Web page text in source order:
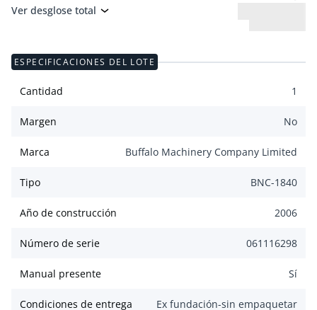
Ver desglose total
ESPECIFICACIONES DEL LOTE
Cantidad 1
Margen No
Marca Buffalo Machinery Company Limited
Tipo BNC-1840
Año de construcción 2006
Número de serie 061116298
Manual presente Sí
Condiciones de entrega Ex fundación-sin empaquetar